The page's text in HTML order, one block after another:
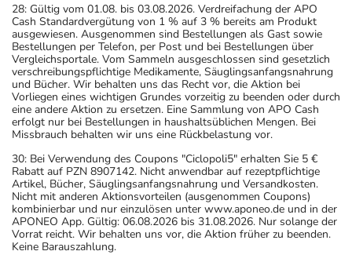
28: Gültig vom 01.08. bis 03.08.2026. Verdreifachung der APO
Cash Standardvergütung von 1 % auf 3 % bereits am Produkt
ausgewiesen. Ausgenommen sind Bestellungen als Gast sowie
Bestellungen per Telefon, per Post und bei Bestellungen über
Vergleichsportale. Vom Sammeln ausgeschlossen sind gesetzlich
verschreibungspflichtige Medikamente, Säuglingsanfangsnahrung
und Bücher. Wir behalten uns das Recht vor, die Aktion bei
Vorliegen eines wichtigen Grundes vorzeitig zu beenden oder durch
eine andere Aktion zu ersetzen. Eine Sammlung von APO Cash
erfolgt nur bei Bestellungen in haushaltsüblichen Mengen. Bei
Missbrauch behalten wir uns eine Rückbelastung vor.
30: Bei Verwendung des Coupons "Ciclopoli5" erhalten Sie 5 €
Rabatt auf PZN 8907142. Nicht anwendbar auf rezeptpflichtige
Artikel, Bücher, Säuglingsanfangsnahrung und Versandkosten.
Nicht mit anderen Aktionsvorteilen (ausgenommen Coupons)
kombinierbar und nur einzulösen unter www.aponeo.de und in der
APONEO App. Gültig: 06.08.2026 bis 31.08.2026. Nur solange der
Vorrat reicht. Wir behalten uns vor, die Aktion früher zu beenden.
Keine Barauszahlung.